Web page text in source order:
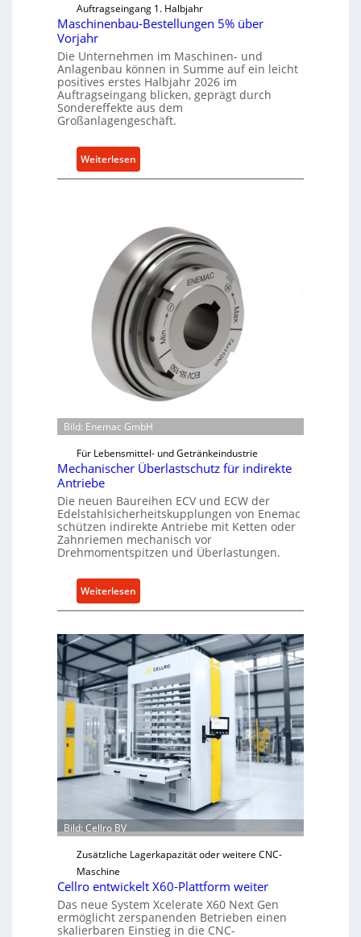
Auftragseingang 1. Halbjahr
Maschinenbau-Bestellungen 5% über
Vorjahr
Die Unternehmen im Maschinen- und
Anlagenbau können in Summe auf ein leicht
positives erstes Halbjahr 2026 im
Auftragseingang blicken, geprägt durch
Sondereffekte aus dem
Großanlagengeschäft.
Weiterlesen
M
h
i
n
e
n
b
a
u
-
B
s
e
l
u
n
g
n
5
%
ü
b
e
r
V
o
r
j
a
h
r
Bild: Enemac GmbH
Für Lebensmittel- und Getränkeindustrie
Mechanischer Überlastschutz für indirekte
Antriebe
Die neuen Baureihen ECV und ECW der
Edelstahlsicherheitskupplungen von Enemac
schützen indirekte Antriebe mit Ketten oder
Zahnriemen mechanisch vor
Drehmomentspitzen und Überlastungen.
Weiterlesen
M
c
h
n
i
s
c
h
e
Ü
r
a
s
t
Bild: Cellro BV
Zusätzliche Lagerkapazität oder weitere CNC-
Maschine
Cellro entwickelt X60-Plattform weiter
Das neue System Xcelerate X60 Next Gen
ermöglicht zerspanenden Betrieben einen
skalierbaren Einstieg in die CNC-